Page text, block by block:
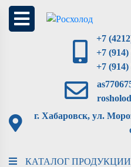
+7
+7 (914)
+7 (914)
г. Хабаровск, ул.
КАТАЛОГ ПРОДУКЦИИ